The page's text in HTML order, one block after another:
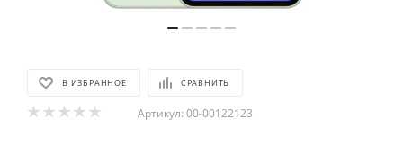
В ИЗБРАННОЕ СРАВНИТЬ
Артикул: 00-00122123